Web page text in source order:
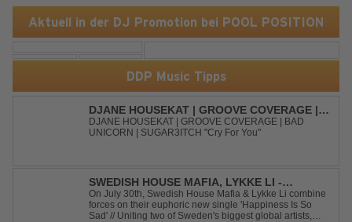
Aktuell in der DJ Promotion bei POOL POSITION
DDP Music Tipps
DJANE HOUSEKAT | GROOVE COVERAGE |
BAD UNICORN | SUGAR3ITCH - CRY FOR
YOU
DJANE HOUSEKAT | GROOVE COVERAGE | BAD
UNICORN | SUGAR3ITCH "Cry For You"
SWEDISH HOUSE MAFIA, LYKKE LI -
HAPPINESS IS SO SAD
On July 30th, Swedish House Mafia & Lykke Li combine
forces on their euphoric new single 'Happiness Is So
Sad' // Uniting two of Sweden's biggest global artists,